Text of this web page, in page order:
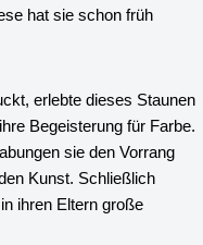
hat sie schon früh
erlebte dieses Staunen
Begeisterung für Farbe.
sie den Vorrang
Kunst. Schließlich
ihren Eltern große